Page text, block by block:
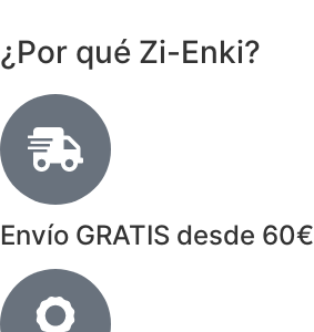
¿Por qué Zi-Enki?
Envío GRATIS desde 60€